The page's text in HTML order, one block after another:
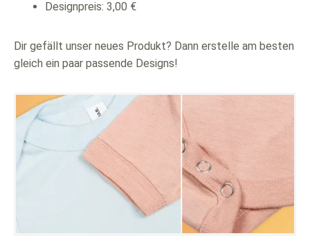
Designpreis: 3,00 €
Dir gefällt unser neues Produkt? Dann erstelle am besten
gleich ein paar passende Designs!